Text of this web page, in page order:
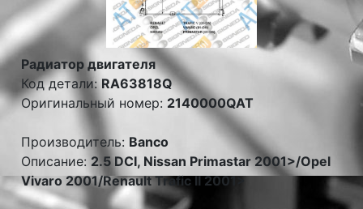
Радиатор двигателя
Код детали: RA63818Q
Оригинальный номер: 2140000QAT
Производитель: Banco
Описание: 2.5 DCI, Nissan Primastar 2001>/Opel
Vivaro 2001/Renault Trafic II 2001>